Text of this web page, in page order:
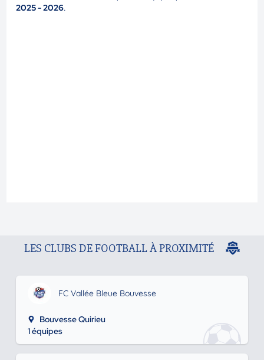
2025 - 2026.
LES CLUBS DE FOOTBALL À PROXIMITÉ
FC Vallée Bleue Bouvesse
Bouvesse Quirieu
1 équipes